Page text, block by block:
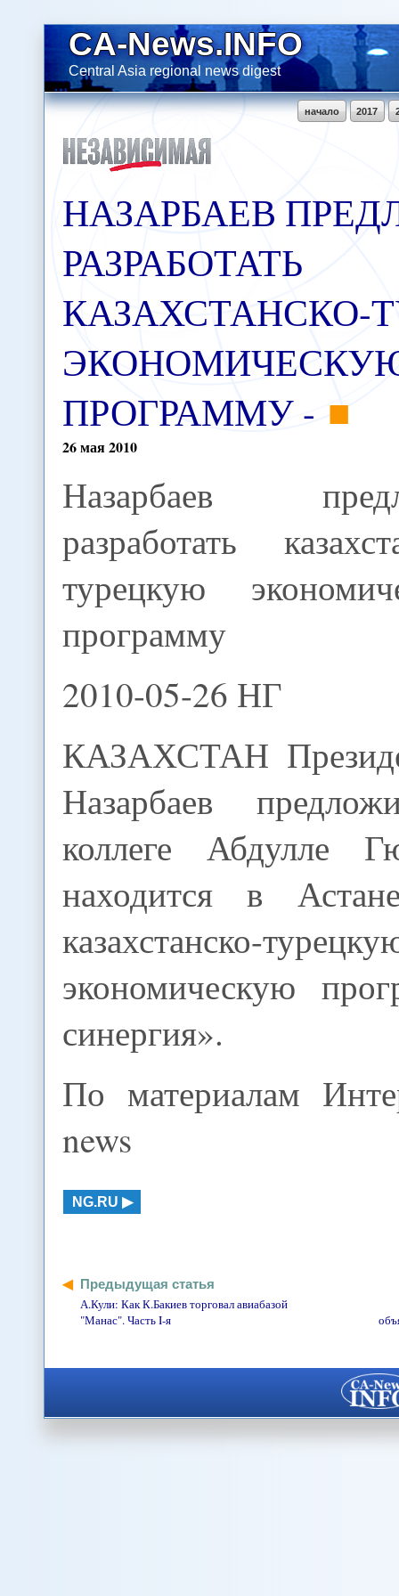
CA-News.INFO
Central Asia regional news digest
2017
начало
НАЗАРБАЕВ
РАЗРАБОТАТЬ
КАЗАХСТАНСКО-
ПРОГРАММУ -
26мая2010
Назарбаев
разработать
турецкую
программу
2010-05-26 НГ
КАЗАХСТАН
Назарбаев
коллеге Абдулле
находится в
казахстанско-
экономическую
синергия».
По материалам
news
NG.RU
Предыдущая статья
А.Кули: Как К.Бакиев торговал авиабазой
"Манас". Часть I-я